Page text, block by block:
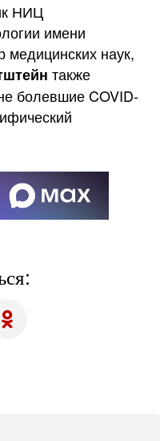
НИЦ
имени
медицинских наук,
также
болевшие COVID-